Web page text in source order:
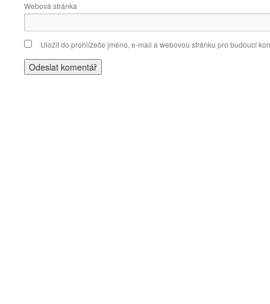
Webová stránka
Uložit do prohlížeče jméno, e-mail a webovou stránku pro budoucí